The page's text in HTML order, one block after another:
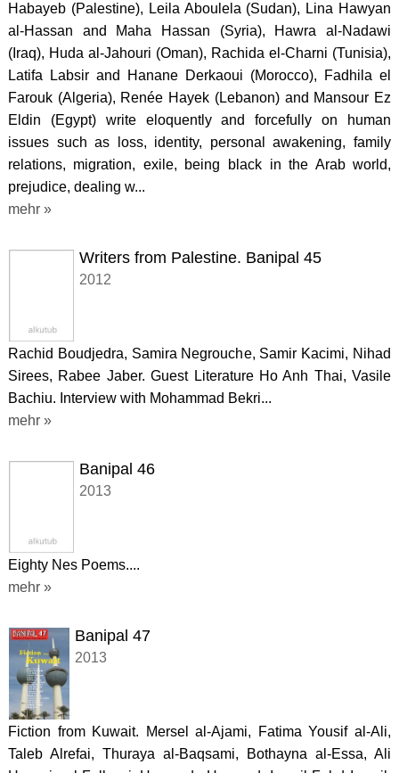
Habayeb (Palestine), Leila Aboulela (Sudan), Lina Hawyan
al-Hassan and Maha Hassan (Syria), Hawra al-Nadawi
(Iraq), Huda al-Jahouri (Oman), Rachida el-Charni (Tunisia),
Latifa Labsir and Hanane Derkaoui (Morocco), Fadhila el
Farouk (Algeria), Renée Hayek (Lebanon) and Mansour Ez
Eldin (Egypt) write eloquently and forcefully on human
issues such as loss, identity, personal awakening, family
relations, migration, exile, being black in the Arab world,
prejudice, dealing w...
mehr »
Writers from Palestine. Banipal 45
2012
Rachid Boudjedra, Samira Negrouche, Samir Kacimi, Nihad
Sirees, Rabee Jaber. Guest Literature Ho Anh Thai, Vasile
Bachiu. Interview with Mohammad Bekri...
mehr »
Banipal 46
2013
Eighty Nes Poems....
mehr »
Banipal 47
2013
Fiction from Kuwait. Mersel al-Ajami, Fatima Yousif al-Ali,
Taleb Alrefai, Thuraya al-Baqsami, Bothayna al-Essa, Ali